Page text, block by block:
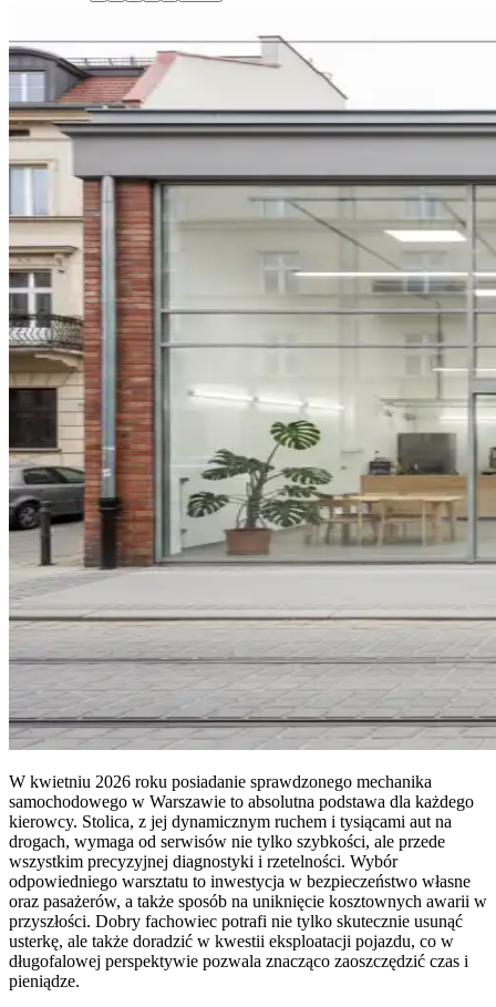
W kwietniu 2026 roku posiadanie sprawdzonego mechanika
samochodowego w Warszawie to absolutna podstawa dla każdego
kierowcy. Stolica, z jej dynamicznym ruchem i tysiącami aut na
drogach, wymaga od serwisów nie tylko szybkości, ale przede
wszystkim precyzyjnej diagnostyki i rzetelności. Wybór
odpowiedniego warsztatu to inwestycja w bezpieczeństwo własne
oraz pasażerów, a także sposób na uniknięcie kosztownych awarii w
przyszłości. Dobry fachowiec potrafi nie tylko skutecznie usunąć
usterkę, ale także doradzić w kwestii eksploatacji pojazdu, co w
długofalowej perspektywie pozwala znacząco zaoszczędzić czas i
pieniądze.